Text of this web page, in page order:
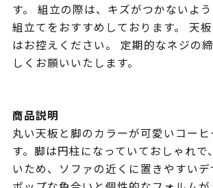
す。 組立の際は、キズがつかないよ
組立てをおすすめしております。 天
はお控えください。 定期的なネジの
しくお願いいたします。
商品説明
丸い天板と脚のカラーが可愛いコー
す。脚は円柱になっていておしゃれで
いため、ソファの近くに置きやすいデ